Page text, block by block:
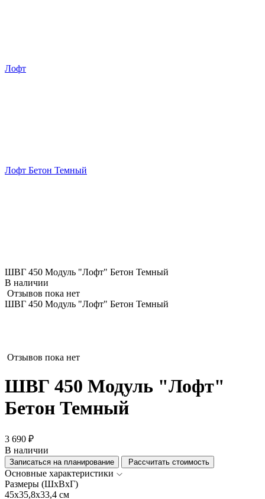
Лофт
Лофт Бетон Темный
ШВГ 450 Модуль "Лофт" Бетон Темный
В наличии
Отзывов пока нет
ШВГ 450 Модуль "Лофт" Бетон Темный
Отзывов пока нет
ШВГ 450 Модуль "Лофт"
Бетон Темный
3 690 ₽
В наличии
Записаться на планирование Рассчитать стоимость
Основные характеристики
Размеры (ШхВхГ)
45x35,8x33,4 см